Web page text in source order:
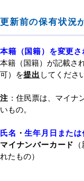
更新前の保有状況
本籍（国籍）を変更さ
本籍（国籍）が記載さ
可）を提出 してくださ
注 ：住民票は、マイナ
いもの。
氏名 ・生年月日また
マイナンバーカード
れたもの）